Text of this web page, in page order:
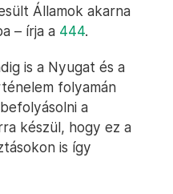
Államok akarna
– írja a 444.
is a Nyugat és a
folyamán
a
készül, hogy ez a
is így